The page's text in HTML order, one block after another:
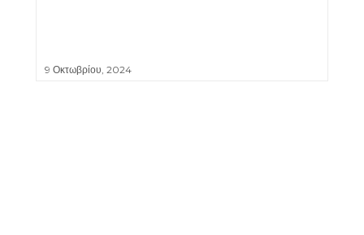
9 Οκτωβρίου, 2024